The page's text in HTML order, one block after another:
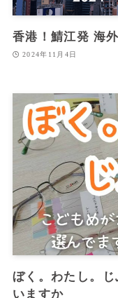
香港！鯖江発 海
2024年11月4日
ぼく。わたし。
いますか